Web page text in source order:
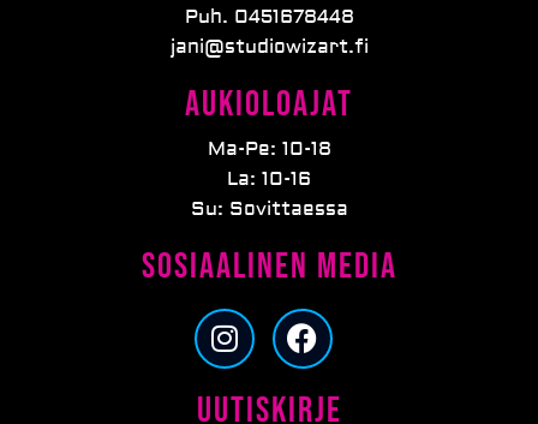
Puh. 0451678448
jani@studiowizart.fi
Aukioloajat
Ma-Pe: 10-18
La: 10-16
Su: Sovittaessa
Sosiaalinen media
I
n
t
F
a
e
Uutiskirje